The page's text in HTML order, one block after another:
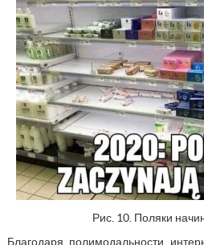
Рис. 10. Поляки
Благодаря полимодальности